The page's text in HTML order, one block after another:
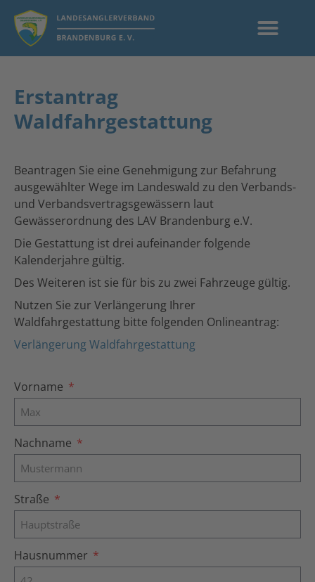
Erstantrag
Waldfahrgestattung
Beantragen Sie eine Genehmigung zur Befahrung
ausgewählter Wege im Landeswald zu den Verbands-
und Verbandsvertragsgewässern laut
Gewässerordnung des LAV Brandenburg e.V.
Die Gestattung ist drei aufeinander folgende
Kalenderjahre gültig.
Des Weiteren ist sie für bis zu zwei Fahrzeuge gültig.
Nutzen Sie zur Verlängerung Ihrer
Waldfahrgestattung bitte folgenden Onlineantrag:
Verlängerung Waldfahrgestattung
Vorname
Nachname
Straße
Hausnummer